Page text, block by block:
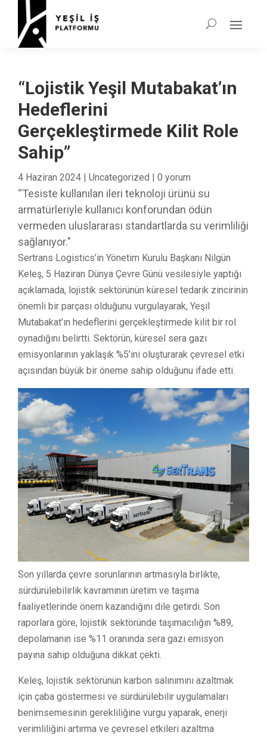
“Lojistik Yeşil Mutabakat’ın
Hedeflerini
Gerçekleştirmede Kilit Role
Sahip”
4 Haziran 2024 | Uncategorized | 0 yorum
“Tesiste kullanılan ileri teknoloji ürünü su
armatürleriyle kullanıcı konforundan ödün
vermeden uluslararası standartlarda su verimliliği
sağlanıyor."
Sertrans Logistics’in Yönetim Kurulu Başkanı Nilgün
Keleş, 5 Haziran Dünya Çevre Günü vesilesiyle yaptığı
açıklamada, lojistik sektörünün küresel tedarik zincirinin
önemli bir parçası olduğunu vurgulayarak, Yeşil
Mutabakat’ın hedeflerini gerçekleştirmede kilit bir rol
oynadığını belirtti. Sektörün, küresel sera gazı
emisyonlarının yaklaşık %5’ini oluşturarak çevresel etki
açısından büyük bir öneme sahip olduğunu ifade etti.
Son yıllarda çevre sorunlarının artmasıyla birlikte,
sürdürülebilirlik kavramının üretim ve taşıma
faaliyetlerinde önem kazandığını dile getirdi. Son
raporlara göre, lojistik sektöründe taşımacılığın %89,
depolamanın ise %11 oranında sera gazı emisyon
payına sahip olduğuna dikkat çekti.
Keleş, lojistik sektörünün karbon salınımını azaltmak
için çaba göstermesi ve sürdürülebilir uygulamaları
benimsemesinin gerekliliğine vurgu yaparak, enerji
verimliliğini artırma ve çevresel etkileri azaltma